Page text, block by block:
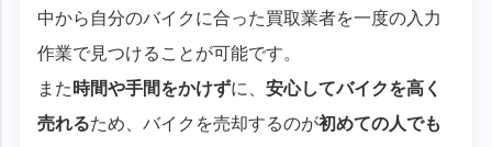
中から自分のバイクに合った買取業者を一度の入力
作業で見つけることが可能です。
また 時間や手間をかけずに、安心してバイクを高く
売れるため、バイクを売却するのが初めての人でも